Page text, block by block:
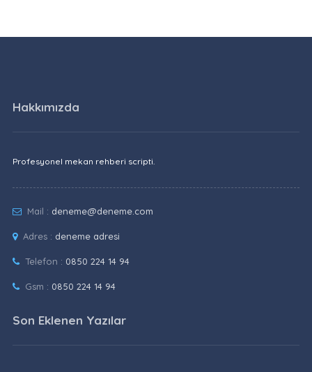
Hakkımızda
Profesyonel mekan rehberi scripti.
Mail : deneme@deneme.com
Adres : deneme adresi
Telefon : 0850 224 14 94
Gsm : 0850 224 14 94
Son Eklenen Yazılar